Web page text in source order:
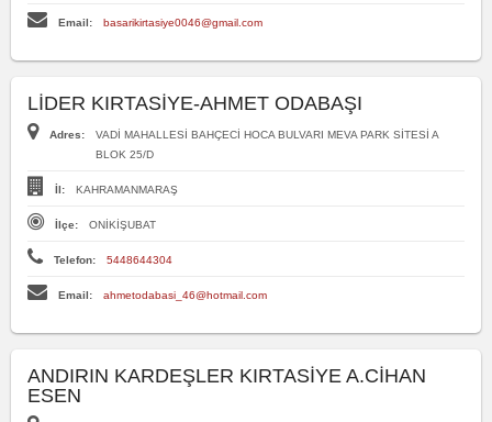
Email: basarikirtasiye0046@gmail.com
LİDER KIRTASİYE-AHMET ODABAŞI
Adres:
VADİ MAHALLESİ BAHÇECİ HOCA BULVARI MEVA PARK SİTESİ A
BLOK 25/D
İl: KAHRAMANMARAŞ
İlçe: ONİKİŞUBAT
Telefon: 5448644304
Email: ahmetodabasi_46@hotmail.com
ANDIRIN KARDEŞLER KIRTASİYE A.CİHAN
ESEN